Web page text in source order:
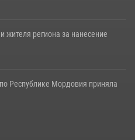
жителя региона за нанесение
Республике Мордовия приняла